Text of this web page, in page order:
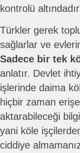
kontrolü
Türkler gerek
sağlarlar ve
Sadece bir tek
anlatır. Devlet
işlerinde daima
hiçbir zaman
aktarabileceği
yani köle
ciddiye